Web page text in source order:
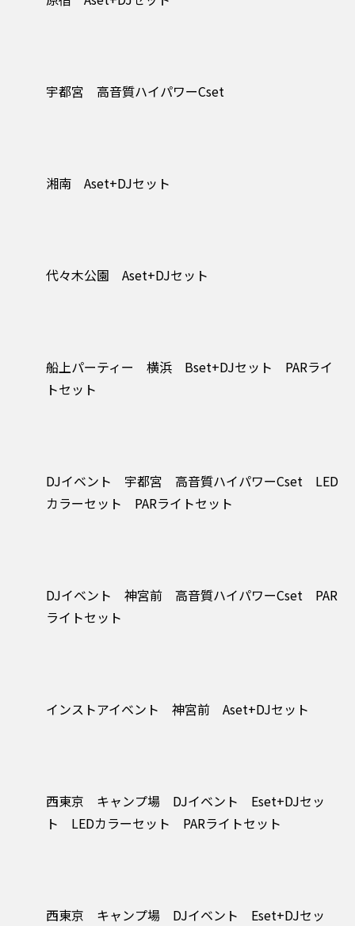
宇都宮 高音質ハイパワーCset
湘南 Aset+DJセット
代々木公園 Aset+DJセット
船上パーティー 横浜 Bset+DJセット PARライ
トセット
DJイベント 宇都宮 高音質ハイパワーCset LED
カラーセット PARライトセット
DJイベント 神宮前 高音質ハイパワーCset PAR
ライトセット
インストアイベント 神宮前 Aset+DJセット
西東京 キャンプ場 DJイベント Eset+DJセッ
ト LEDカラーセット PARライトセット
西東京 キャンプ場 DJイベント Eset+DJセッ